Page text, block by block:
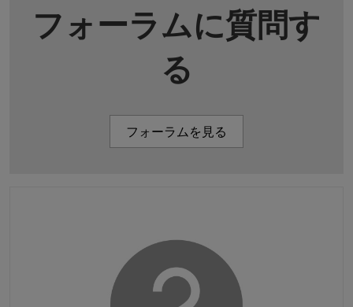
フォーラムに質問す
る
フォーラムを見る